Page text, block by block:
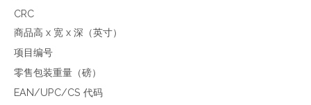
CRC
商品高 x 宽 x 深（英寸）
项目编号
零售包装重量（磅）
EAN/UPC/CS 代码